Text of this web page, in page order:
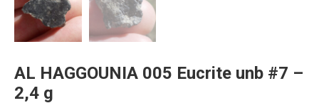
AL HAGGOUNIA 005 Eucrite unb #7 –
2,4 g